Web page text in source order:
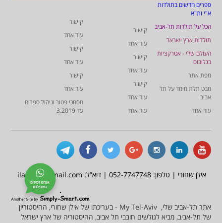
ספרים חדשים בתולדות
א"י ות"א
הכל על תולדות תל-אביב
תולדות ארץ ישראל
העולם שלי - אטרקציות
בגלובוס
מפת אתר
מבט תלת מימד על תל
אביב
עוד אחד
קישור
עוד אחד
קישור
עוד אחד
קישור
עוד אחד
עוד אחד
קישור
עוד אחד
קישור
עוד אחד
קישור
עוד אחד
מסמכי פטור וניהול ספרים
עד 3.2019
אילן שחורי | טלפון: 052-7747748 | דוא”ל: ilan777@gmail.com
אתר תל-אביב שלי, My Tel-Aviv - בעריכתו של אילן שחורי, ההיסטוריון
של תל-אביב, מביא לגולשים חובבי תל אביב, ההיסטוריה של ארץ ישראל